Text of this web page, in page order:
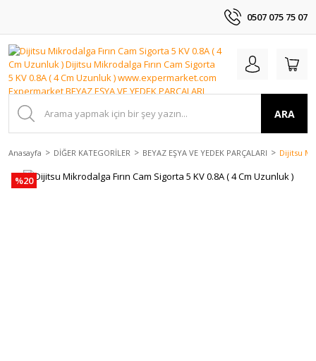
0507 075 75 07
ARA
Anasayfa DİĞER KATEGORİLER BEYAZ EŞYA VE YEDEK PARÇALARI Dijitsu
%20